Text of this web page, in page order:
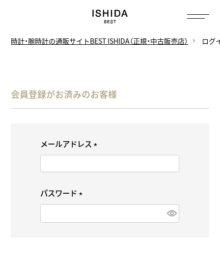
時計・腕時計の通販サイトBEST ISHIDA（正規・中古販売店） ログ
会員登録がお済みのお客様
メールアドレス
(
必
パスワード
(
必